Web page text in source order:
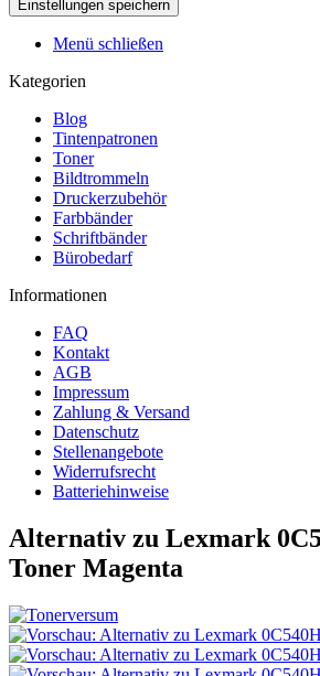
Menü schließen
Kategorien
Blog
Tintenpatronen
Toner
Bildtrommeln
Druckerzubehör
Farbbänder
Schriftbänder
Bürobedarf
Informationen
FAQ
Kontakt
AGB
Impressum
Zahlung & Versand
Datenschutz
Stellenangebote
Widerrufsrecht
Batteriehinweise
Alternativ zu Lexmark
Toner Magenta